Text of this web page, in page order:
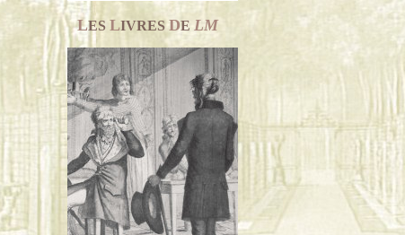
LES LIVRESDE LM